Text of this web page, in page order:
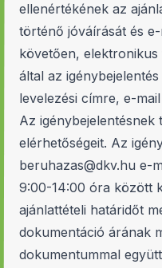
ellenértékének az
történő jóváírását és
követően,
által az
levelezési címre, e-
Az igénybejelentésnek
elérhetőségeit. Az
beruhazas@dkv.hu e-
9:00-14:00 óra között
ajánlattételi határidőt
dokumentáció árának
dokumentummal